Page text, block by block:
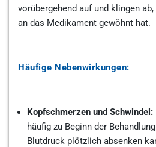
vorübergehend auf und klingen
an das Medikament gewöhnt hat.
Häufige Nebenwirkungen:
Kopfschmerzen und Schwindel:
häufig zu Beginn der
Blutdruck plötzlich absenken